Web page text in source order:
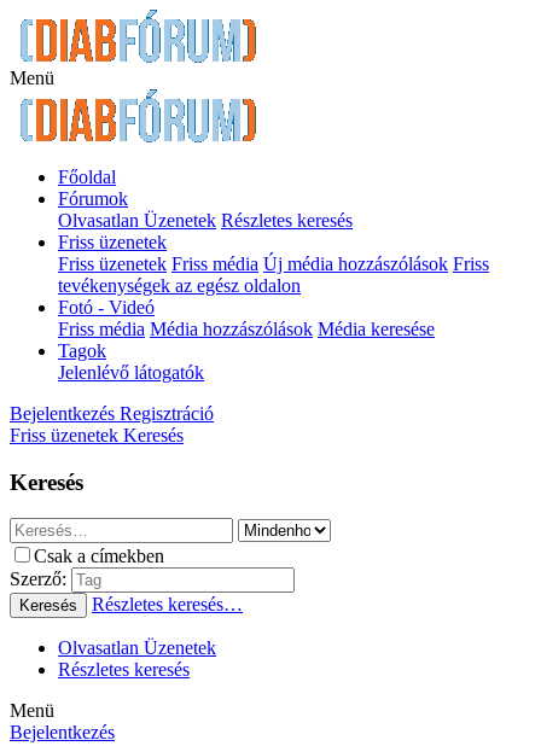
Menü
Főoldal
Fórumok
Olvasatlan Üzenetek Részletes keresés
Friss üzenetek
Friss üzenetek Friss média Új média hozzászólások Friss
tevékenységek az egész oldalon
Fotó - Videó
Friss média Média hozzászólások Média keresése
Tagok
Jelenlévő látogatók
Bejelentkezés Regisztráció
Friss üzenetek Keresés
Keresés
Csak a címekben
Szerző:
Keresés Részletes keresés…
Olvasatlan Üzenetek
Részletes keresés
Menü
Bejelentkezés